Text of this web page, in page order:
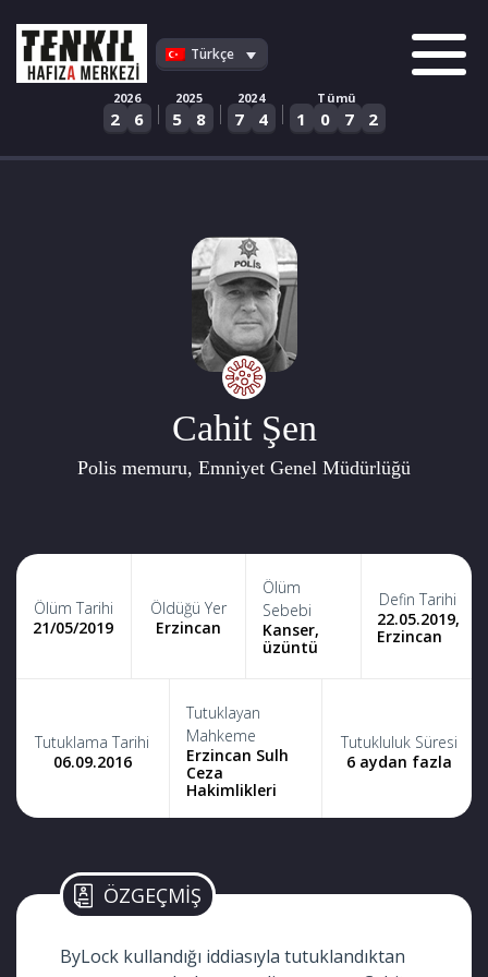
content
Türkçe
2026
2 6 |
2025
5 8 |
2024
7 4 |
Tümü
1 0 7 2
Cahit Şen
Polis memuru, Emniyet Genel Müdürlüğü
Ölüm Tarihi
21/05/2019
Öldüğü Yer
Erzincan
Ölüm
Sebebi
Kanser,
üzüntü
Defin Tarihi
22.05.2019,
Erzincan
Tutuklama Tarihi
06.09.2016
Tutuklayan
Mahkeme
Erzincan Sulh
Ceza
Hakimlikleri
Tutukluluk Süresi
6 aydan fazla
ÖZGEÇMİŞ
ByLock kullandığı iddiasıyla tutuklandıktan